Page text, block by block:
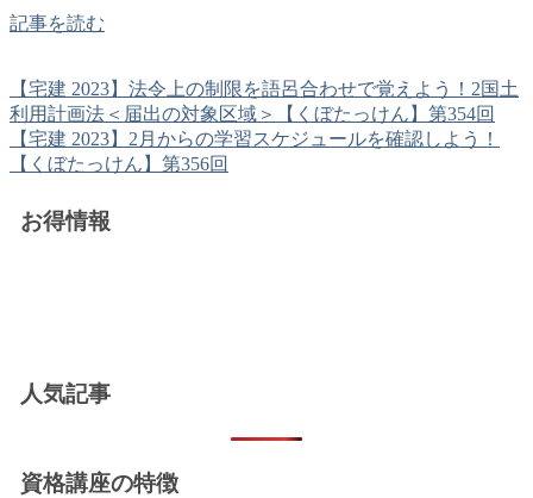
記事を読む
【宅建 2023】法令上の制限を語呂合わせで覚えよう！2国土
利用計画法＜届出の対象区域＞【くぼたっけん】第354回
【宅建 2023】2月からの学習スケジュールを確認しよう！
【くぼたっけん】第356回
お得情報
人気記事
資格講座の特徴